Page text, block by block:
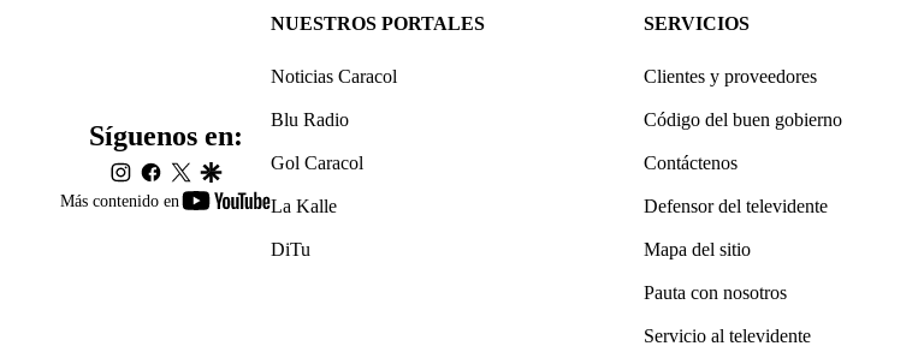
Más contenido en
youtube-
Síguenos en:
instagram
facebook
twittergoogle
NUESTROS PORTALES
Noticias Caracol
Blu Radio
Gol Caracol
La Kalle
DiTu
SERVICIOS
Clientes y proveedores
Código del buen gobierno
Contáctenos
Defensor del televidente
Mapa del sitio
Pauta con nosotros
Servicio al televidente